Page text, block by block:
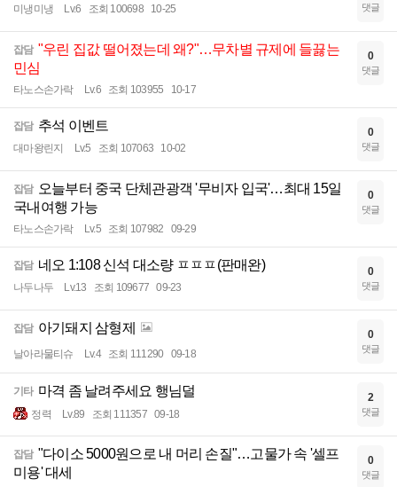
미냉미냉 Lv.6 조회 100698 10-25 댓글
잡담 "우린 집값 떨어졌는데 왜?"…무차별 규제에 들끓는
민심
타노스손가락 Lv.6 조회 103955 10-17
0
댓글
잡담 추석 이벤트
대마왕린지 Lv.5 조회 107063 10-02
0
댓글
잡담 오늘부터 중국 단체관광객 '무비자 입국'…최대 15일
국내여행 가능
타노스손가락 Lv.5 조회 107982 09-29
0
댓글
잡담 네오 1:108 신석 대소량 ㅍㅍㅍ(판매완)
나두나두 Lv.13 조회 109677 09-23
0
댓글
잡담 아기돼지 삼형제
날아라물티슈 Lv.4 조회 111290 09-18
0
댓글
기타 마격 좀 날려주세요 행님덜
정력 Lv.89 조회 111357 09-18
2
댓글
잡담 "다이소 5000원으로 내 머리 손질"…고물가 속 '셀프
미용' 대세
0
댓글